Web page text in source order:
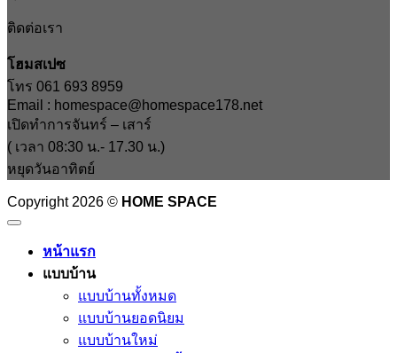
ติดต่อเรา
โฮมสเปซ
โทร 061 693 8959
Email : homespace@homespace178.net
เปิดทำการจันทร์ – เสาร์
( เวลา 08:30 น.- 17.30 น.)
หยุดวันอาทิตย์
Copyright 2026 © HOME SPACE
หน้าแรก
แบบบ้าน
แบบบ้านทั้งหมด
แบบบ้านยอดนิยม
แบบบ้านใหม่